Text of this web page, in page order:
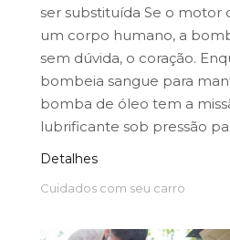
ser substituída Se o motor
um corpo humano, a
sem dúvida, o coração.
bombeia sangue para
bomba de óleo tem a
lubrificante sob pressão
Detalhes
Cuidados com seu carro